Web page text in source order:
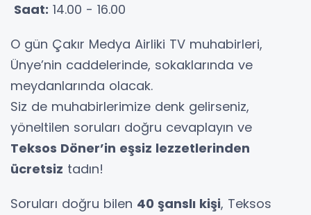
Saat: 14.00 - 16.00
O gün Çakır Medya Airliki TV muhabirleri,
Ünye’nin caddelerinde, sokaklarında ve
meydanlarında olacak.
Siz de muhabirlerimize denk gelirseniz,
yöneltilen soruları doğru cevaplayın ve
Teksos Döner’in eşsiz lezzetlerinden
ücretsiz tadın!
Soruları doğru bilen 40 şanslı kişi, Teksos